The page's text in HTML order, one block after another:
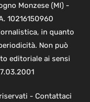
Monzese (MI) -
10216150960
in quanto
Non può
editoriale ai sensi
- Contattaci